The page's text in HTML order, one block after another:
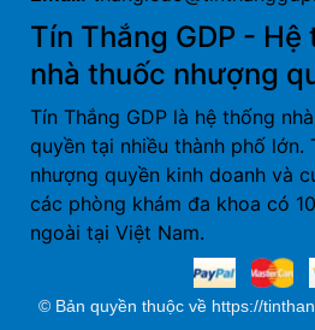
EMail:
Tín Thắng GDP -
nhà thuốc nhượng
Tín Thắng GDP là hệ thống
quyền tại nhiều thành phố lớn.
nhượng quyền kinh doanh và
các phòng khám đa khoa có
ngoài tại Việt Nam.